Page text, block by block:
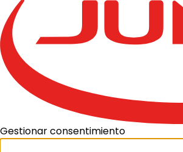
Gestionar consentimiento